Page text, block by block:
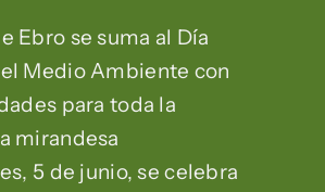
Ebro se suma al Día
Medio Ambiente con
para toda la
mirandesa
5 de junio, se celebra